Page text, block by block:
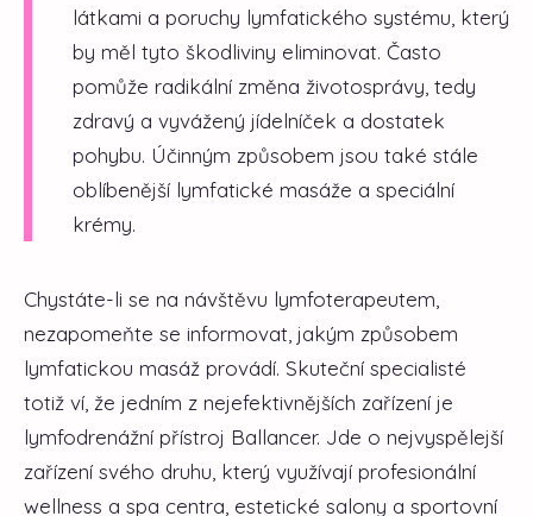
látkami a poruchy lymfatického systému, který
by měl tyto škodliviny eliminovat. Často
pomůže radikální změna životosprávy, tedy
zdravý a vyvážený jídelníček a dostatek
pohybu. Účinným způsobem jsou také stále
oblíbenější lymfatické masáže a speciální
krémy.
Chystáte-li se na návštěvu lymfoterapeutem,
nezapomeňte se informovat, jakým způsobem
lymfatickou masáž provádí. Skuteční specialisté
totiž ví, že jedním z nejefektivnějších zařízení je
lymfodrenážní přístroj Ballancer. Jde o nejvyspělejší
zařízení svého druhu, který využívají profesionální
wellness a spa centra, estetické salony a sportovní